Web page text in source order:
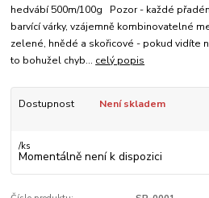
hedvábí 500m/100g Pozor - každé
barvící várky, vzájemně kombinovatelné
zelené, hnědé a skořicové - pokud vidíte
to bohužel chyb... celý popis
Dostupnost Není skladem
/ks
Momentálně není k dispozici